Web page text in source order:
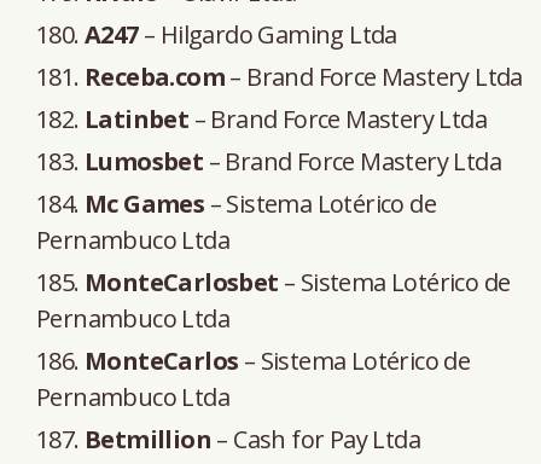
A247– Hilgardo Gaming Ltda
Receba.com– Brand Force Mastery Ltda
Latinbet – Brand Force Mastery Ltda
Lumosbet – Brand Force Mastery Ltda
Mc Games – Sistema Lotérico de
Pernambuco Ltda
MonteCarlosbet – Sistema Lotérico de
Pernambuco Ltda
MonteCarlos – Sistema Lotérico de
Pernambuco Ltda
Betmillion – Cash for Pay Ltda